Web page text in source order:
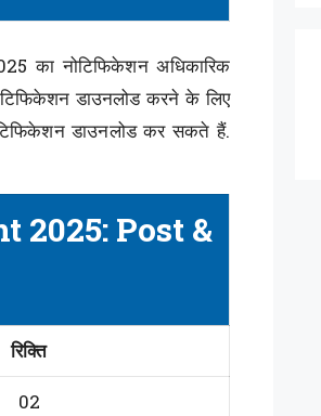
का नोटिफिकेशन अधिकारिक
डाउनलोड करने के लिए
डाउनलोड कर सकते हैं.
2025: Post &
रिक्ति
02